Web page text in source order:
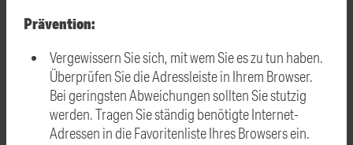
Prävention:
Vergewissern Sie sich, mit wem Sie es zu tun haben.
Überprüfen Sie die Adressleiste in Ihrem Browser.
Bei geringsten Abweichungen sollten Sie stutzig
werden. Tragen Sie ständig benötigte Internet-
Adressen in die Favoritenliste Ihres Browsers ein.